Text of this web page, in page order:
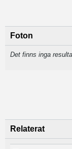
Foton
Det finns inga
Relaterat